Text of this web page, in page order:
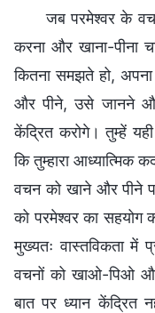
जब परमेश्वर के
करना और खाना-पीना
कितना समझते हो,
और पीने, उसे जानने
केंद्रित करोगे। तुम्हें
कि तुम्हारा आध्यात्मिक
वचन को खाने और पीने
को परमेश्वर का सहयोग
मुख्यतः वास्तविकता में
वचनों को खाओ-पिओ
बात पर ध्यान केंद्रित